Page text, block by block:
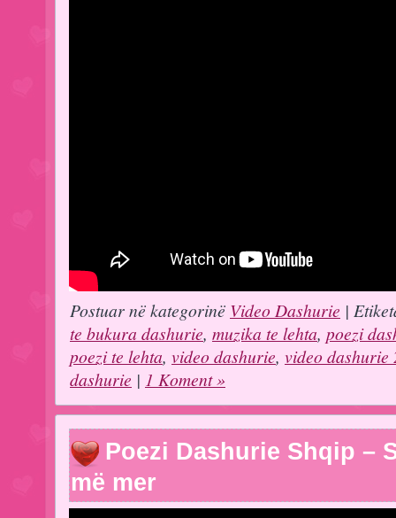
Postuar në kategorinë Video Dashurie |
te bukura dashurie, muzika te lehta, poezi
poezi te lehta, video dashurie, video dashurie
dashurie | 1 Koment »
Poezi Dashurie Shqip –
më mer